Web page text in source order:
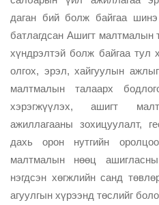
даган бий болж байгаа
батлагдсан Ашигт малтмалын
хүндрэлтэй болж байгаа тул
олгох, эрэл, хайгуулын
малтмалын талаарх
хэрэгжүүлэх, ашигт
ажиллагааны зохицуулалт,
дахь орон нутгийн
малтмалын нөөц
нэгдсэн хөгжлийн санд
агуулгын хүрээнд төслийг